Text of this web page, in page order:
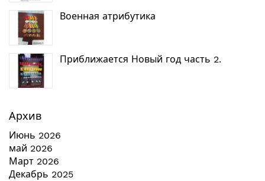
Военная атрибутика
Приближается Новый год часть 2.
Архив
Июнь 2026
май 2026
Март 2026
Декабрь 2025